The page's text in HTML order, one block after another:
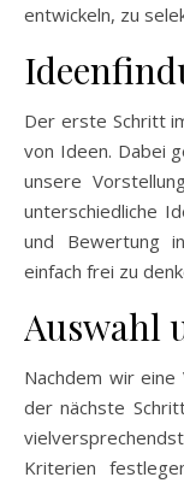
entwickeln, zu
Der erste Schritt
von Ideen. Dabei
unsere
unterschiedliche
und Bewertung
einfach frei zu
Auswahl
Nachdem wir
der nächste
Kriterien